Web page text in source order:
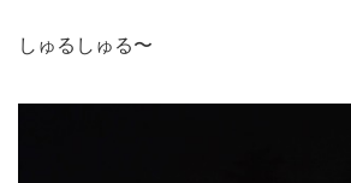
しゅるしゅる〜